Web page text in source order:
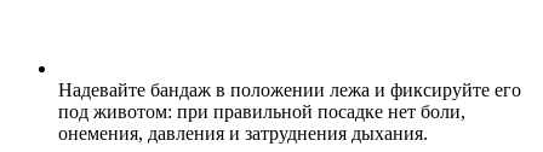
Надевайте бандаж в положении лежа и фиксируйте его
под животом: при правильной посадке нет боли,
онемения, давления и затруднения дыхания.